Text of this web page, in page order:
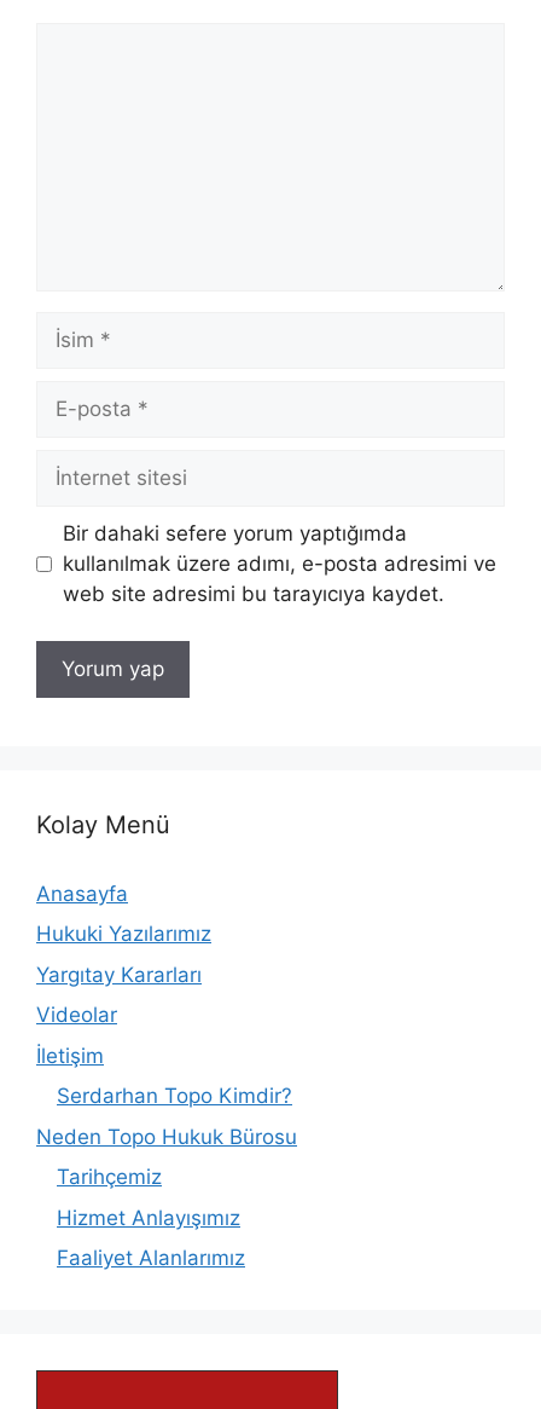
İsim
posta
İnternet
Bir dahaki sefere yorum yaptığımda
kullanılmak üzere adımı, e-posta adresimi ve
web site adresimi bu tarayıcıya kaydet.
Kolay Menü
Anasayfa
Hukuki Yazılarımız
Yargıtay Kararları
Videolar
İletişim
Serdarhan Topo Kimdir?
Neden Topo Hukuk Bürosu
Tarihçemiz
Hizmet Anlayışımız
Faaliyet Alanlarımız